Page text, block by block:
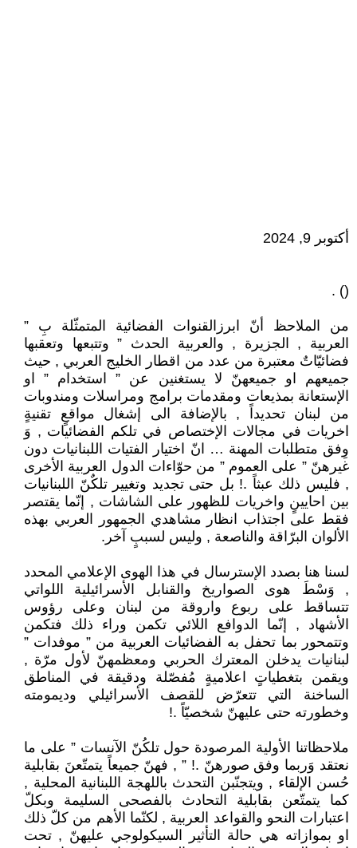
أكتوبر 9, 2024
() .
من الملاحظ أنّ ابرزالقنوات الفضائية المتمثّلة بِ ”
العربية , الجزيرة , والعربية الحدث ” وتتبعها وتعقبها
فضائيّاتٌ معتبرة من عدد من اقطار الخليج العربي , حيث
جميعهم او جميعهنّ لا يستغنين عن ” استخدام ” او
الإستعانة بمذيعات ومقدمات برامج ومراسلات ومندوبات
من لبنان تحديداً , بالإضافة الى إشغال مواقعٍ تقنيةٍ
اخريات في مجالات الإختصاص في تلكم الفضائيات , وَ
وِفق متطلبات المهنة … انّ اختيار الفتيات اللبنانيات دون
غيرهنّ ” على العموم ” من حوّاءات الدول العربية الأخرى
, فليس ذلك عبثاً .! بل حتى تجديد وتغيير تلكٌنّ اللبنانيات
بين احايينٍ واخريات للظهور على الشاشات , إنّما يقتصر
فقط على اجتذاب انظار مشاهدي الجمهور العربي بهذه
الألوان البرّاقة والناصعة , وليس لسببٍ آخر.
لسنا هنا بصدد الإسترسال في هذا الهوى الإعلامي المحدد
, وَسْطَ هوى الصواريخ والقنابل الأسرائيلية اللواتي
تتساقط على ربوع واروقة من لبنان وعلى رؤوس
الأشهاد , إنّما الدوافع اللائي تكمن وراء ذلك فتكمن
وتتمحور بما تحفل به الفضائيات العربية من ” موفدات ”
لبنانيات يدخلن المعترك الحربي ومعظمهنّ لأول مرّة ,
ويقمن بتغطياتٍ اعلاميةٍ مُفصّلة ودقيقة في المناطق
الساخنة التي تتعرّض للقصف الأسرائيلي وديمومته
وخطورته حتى عليهنّ شخصيّاً .!
ملاحظاتنا الأولية المرصودة حول تلكُنّ الآنسات ” على ما
نعتقد وَربما وفق صورهنّ .! ” , فهنّ جميعاً يتمتّعنَ بقابلية
حُسن الإلقاء , ويتجنّبن التحدث باللهجة اللبنانية المحلية ,
كما يتمتّعن بقابلية التحادث بالفصحى السليمة وبكلّ
اعتبارات النحو والقواعد العربية , لكنّما الأهم من كلّ ذلك
او بموازاته هي حالة التأثير السيكولوجي عليهنّ , تحت